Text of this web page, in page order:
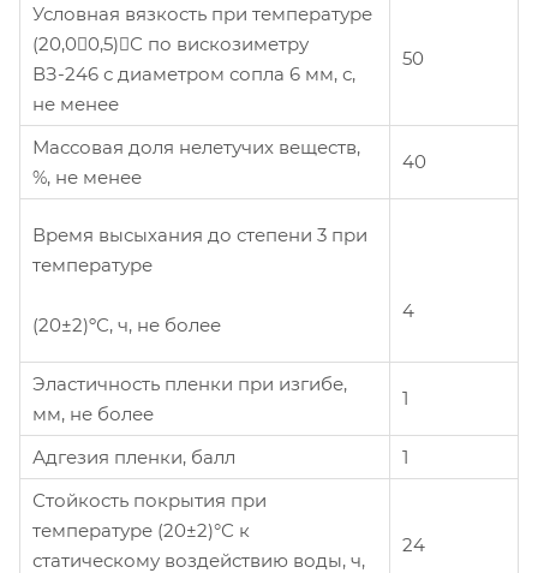
Условная вязкость при температуре
(20,00,5)С по вискозиметру
ВЗ-246 с диаметром сопла 6 мм, с,
не менее
50
Массовая доля нелетучих веществ,
%, не менее
40
Время высыхания до степени 3 при
температуре
(20±2)ºС, ч, не более
4
Эластичность пленки при изгибе,
мм, не более
1
Адгезия пленки, балл
1
Стойкость покрытия при
температуре (20±2)°С к
статическому воздействию воды, ч,
24